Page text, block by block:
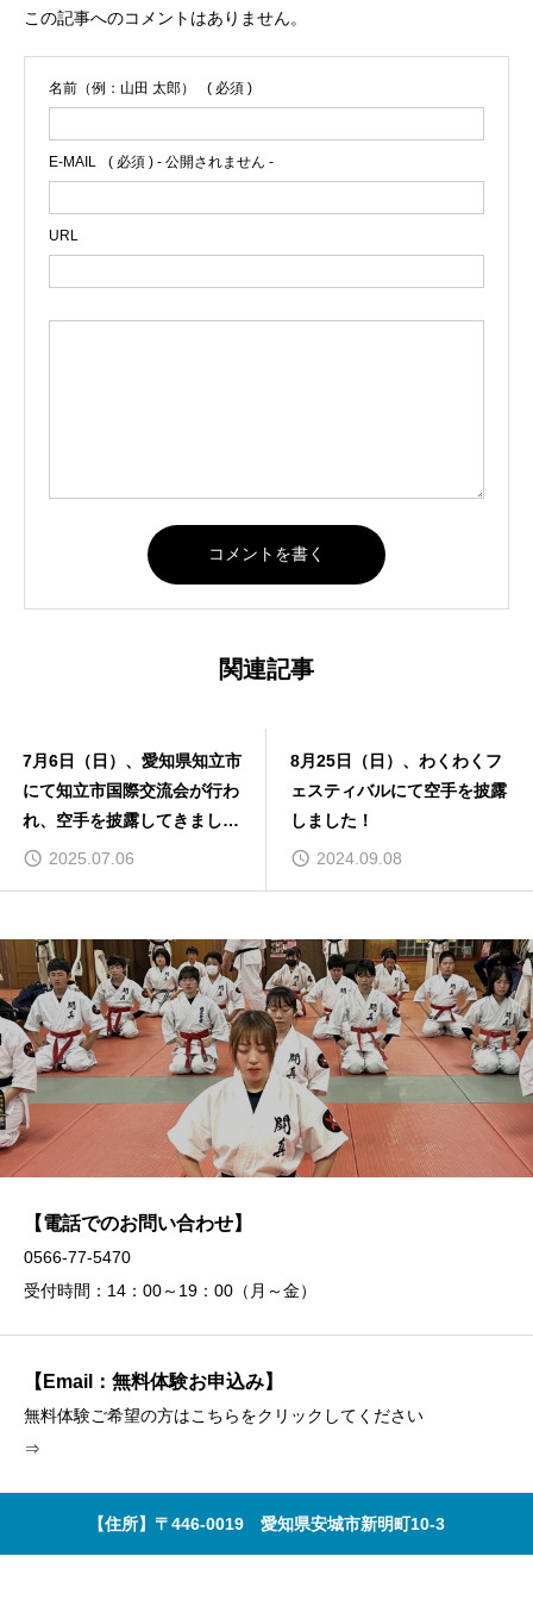
この記事へのコメントはありません。
名前（例：山田 太郎） ( 必須 )
E-MAIL ( 必須 ) - 公開されません -
URL
関連記事
7月6日（日）、愛知県知立市
にて知立市国際交流会が行わ
れ、空手を披露してきまし
た。2025.07.06
8月25日（日）、わくわくフ
ェスティバルにて空手を披露
しました！
2024.09.08
【電話でのお問い合わせ】
0566-77-5470
受付時間：14：00～19：00（月～金）
【Email：無料体験お申込み】
無料体験ご希望の方はこちらをクリックしてください
⇒
【住所】〒446-0019 愛知県安城市新明町10-3